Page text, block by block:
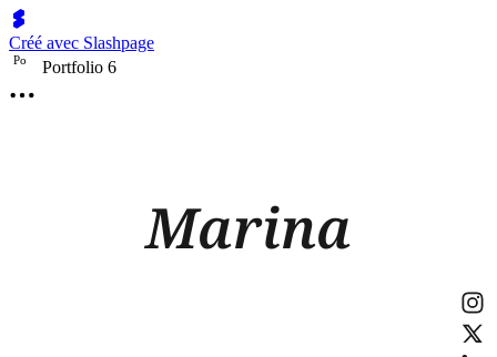
Créé avec Slashpage
Po Portfolio 6
Marina